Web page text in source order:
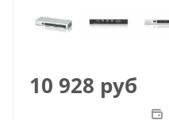
10 928 руб